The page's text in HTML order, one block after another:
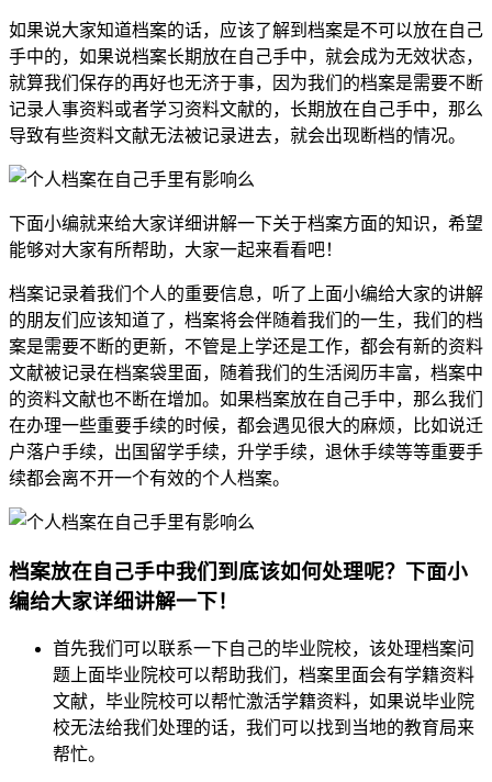
如果说大家知道档案的话，应该了解到档案是不可以放在自己
手中的，如果说档案长期放在自己手中，就会成为无效状态，
就算我们保存的再好也无济于事，因为我们的档案是需要不断
记录人事资料或者学习资料文献的，长期放在自己手中，那么
导致有些资料文献无法被记录进去，就会出现断档的情况。
下面小编就来给大家详细讲解一下关于档案方面的知识，希望
能够对大家有所帮助，大家一起来看看吧！
档案记录着我们个人的重要信息，听了上面小编给大家的讲解
的朋友们应该知道了，档案将会伴随着我们的一生，我们的档
案是需要不断的更新，不管是上学还是工作，都会有新的资料
文献被记录在档案袋里面，随着我们的生活阅历丰富，档案中
的资料文献也不断在增加。如果档案放在自己手中，那么我们
在办理一些重要手续的时候，都会遇见很大的麻烦，比如说迁
户落户手续，出国留学手续，升学手续，退休手续等等重要手
续都会离不开一个有效的个人档案。
档案放在自己手中我们到底该如何处理呢？下面小
编给大家详细讲解一下！
首先我们可以联系一下自己的毕业院校，该处理档案问
题上面毕业院校可以帮助我们，档案里面会有学籍资料
文献，毕业院校可以帮忙激活学籍资料，如果说毕业院
校无法给我们处理的话，我们可以找到当地的教育局来
帮忙。